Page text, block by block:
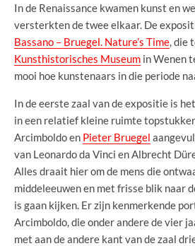
In de Renaissance kwamen kunst en
versterkten de twee elkaar. De
Bassano – Bruegel. Nature’s Time, die
Kunsthistorisches Museum in Wenen
mooi hoe kunstenaars in die periode
In de eerste zaal van de expositie is
in een relatief kleine ruimte
Arcimboldo en Pieter Bruegel
van Leonardo da Vinci en Albrecht
Alles draait hier om de mens die
middeleeuwen en met frisse blik naar
is gaan kijken. Er zijn kenmerkende
Arcimboldo, die onder andere de vier
met aan de andere kant van de zaal